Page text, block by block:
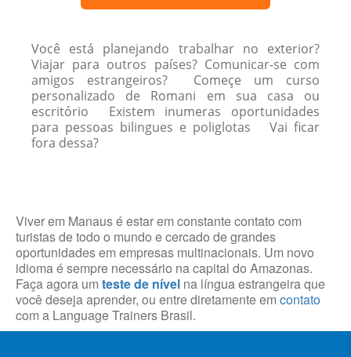
Você está planejando trabalhar no exterior?
Viajar para outros países? Comunicar-se com
amigos estrangeiros? Começe um curso
personalizado de Romani em sua casa ou
escritório Existem inumeras oportunidades
para pessoas bilingues e poliglotas Vai ficar
fora dessa?
Viver em Manaus é estar em constante contato com
turistas de todo o mundo e cercado de grandes
oportunidades em empresas multinacionais. Um novo
idioma é sempre necessário na capital do Amazonas.
Faça agora um teste de nível na língua estrangeira que
você deseja aprender, ou entre diretamente em contato
com a Language Trainers Brasil.